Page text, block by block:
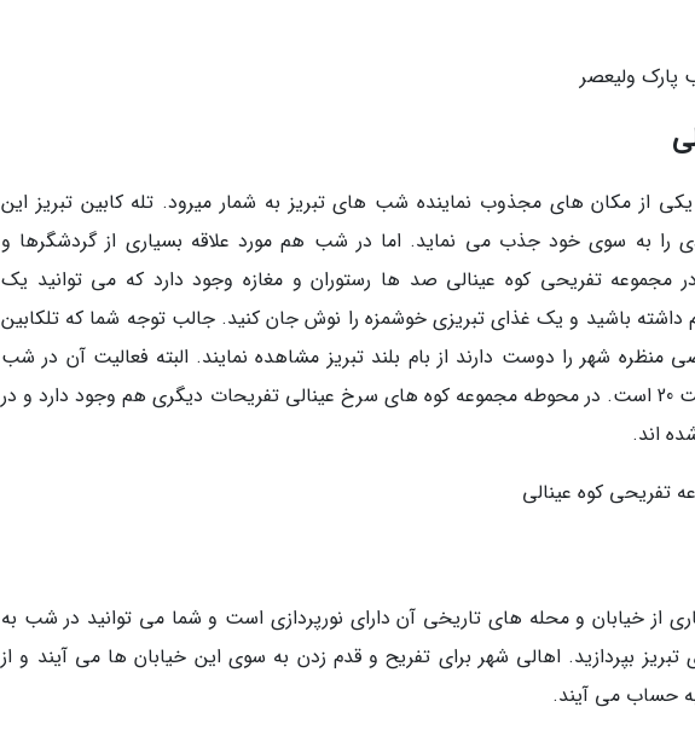
پارک ولیعصر
از مکان های مجذوب نماینده شب های تبریز به شمار میرود. تله کابین تبریز این
را به سوی خود جذب می نماید. اما در شب هم مورد علاقه بسیاری از گردشگرها و
مجموعه تفریحی کوه عینالی صد ها رستوران و مغازه وجود دارد که می توانید یک
داشته باشید و یک غذای تبریزی خوشمزه را نوش جان کنید. جالب توجه شما که تلکابین
شهر را دوست دارند از بام بلند تبریز مشاهده نمایند. البته فعالیت آن در شب
های تابستان بیشتر است و تا ساعت 20 است. در محوطه مجموعه کوه های سرخ عینالی تفریحات دیگری هم وجود دارد و در
اند.
تفریحی کوه عینالی
از خیابان و محله های تاریخی آن دارای نورپردازی است و شما می توانید در شب به
بپردازید. اهالی شهر برای تفریح و قدم زدن به سوی این خیابان ها می آیند و از
حساب می آیند.